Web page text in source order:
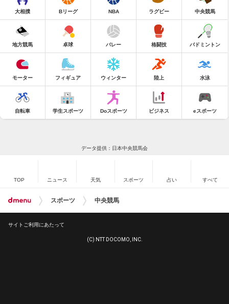
大相撲 Bリーグ NBA ラグビー 中央競馬
地方競馬 卓球 バレー 格闘技 バドミントン
モーター フィギュア ウィンター 陸上 水泳
自転車 学生スポーツ Doスポーツ ビジネス eスポーツ
データ提供：日本中央競馬会
TOP ニュース 天気 スポーツ 占い すべて
スポーツ 中央競馬
サイトご利用にあたって
(C) NTT DOCOMO, INC.